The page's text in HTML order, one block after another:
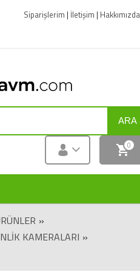
Siparişlerim | İletişim | Hakkımızda
ARA
0
»
KAMERALARI »